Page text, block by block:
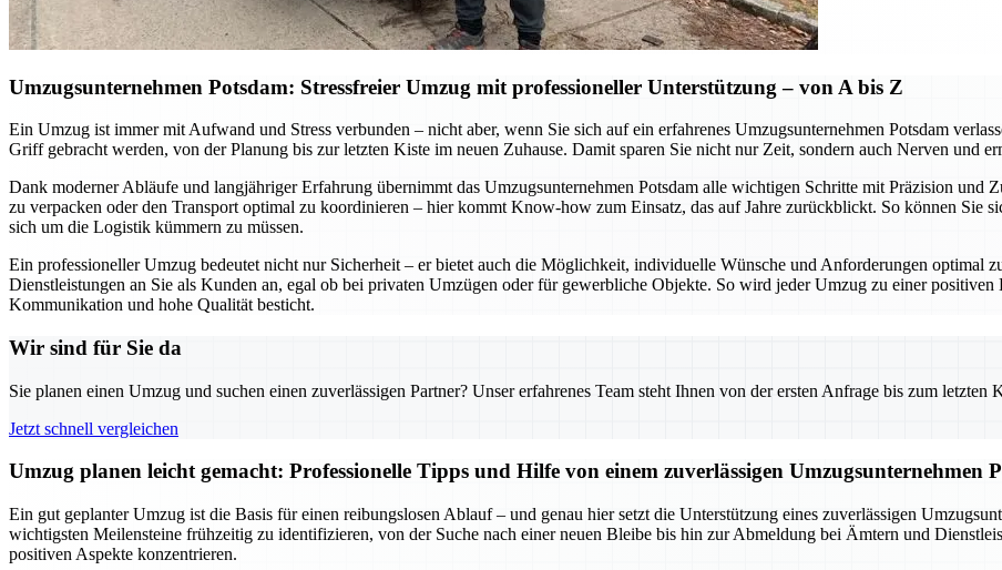
Umzugsunternehmen Potsdam: Stressfreier Umzug mit professioneller Unterstützung – von A bis Z
Ein Umzug ist immer mit Aufwand und Stress verbunden – nicht aber, wenn Sie sich auf ein erfahrenes Umzugsunternehmen Potsdam
Griff gebracht werden, von der Planung bis zur letzten Kiste im neuen Zuhause. Damit sparen Sie nicht nur Zeit, sondern auch Nerven und
Dank moderner Abläufe und langjähriger Erfahrung übernimmt das Umzugsunternehmen Potsdam alle wichtigen Schritte mit Präzision und
zu verpacken oder den Transport optimal zu koordinieren – hier kommt Know-how zum Einsatz, das auf Jahre zurückblickt. So können Sie
sich um die Logistik kümmern zu müssen.
Ein professioneller Umzug bedeutet nicht nur Sicherheit – er bietet auch die Möglichkeit, individuelle Wünsche und Anforderungen optimal
Dienstleistungen an Sie als Kunden an, egal ob bei privaten Umzügen oder für gewerbliche Objekte. So wird jeder Umzug zu einer
Kommunikation und hohe Qualität besticht.
Wir sind für Sie da
Sie planen einen Umzug und suchen einen zuverlässigen Partner? Unser erfahrenes Team steht Ihnen von der ersten Anfrage bis zum
Jetzt schnell vergleichen
Umzug planen leicht gemacht: Professionelle Tipps und Hilfe von einem zuverlässigen Umzugsunternehmen
Ein gut geplanter Umzug ist die Basis für einen reibungslosen Ablauf – und genau hier setzt die Unterstützung eines zuverlässigen
wichtigsten Meilensteine frühzeitig zu identifizieren, von der Suche nach einer neuen Bleibe bis hin zur Abmeldung bei Ämtern und
positiven Aspekte konzentrieren.